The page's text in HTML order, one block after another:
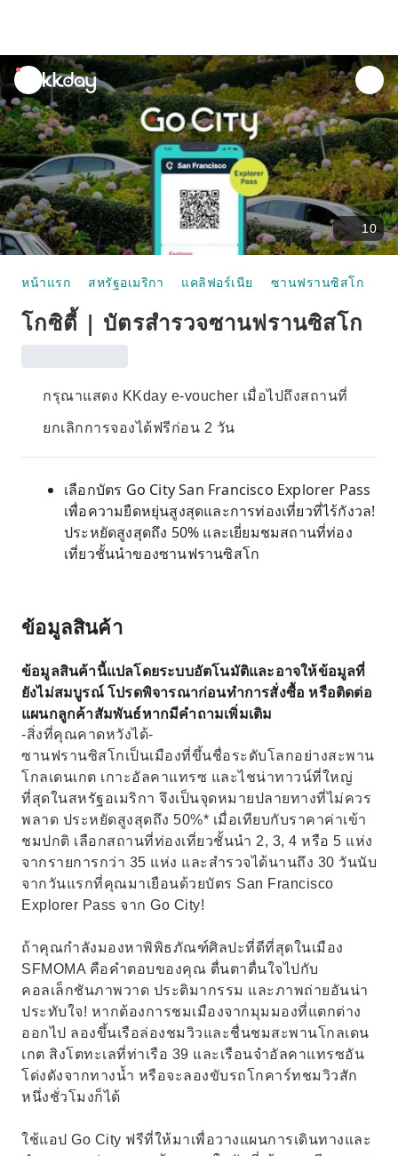
unread
notifications
10
หน้าแรก สหรัฐอเมริกา แคลิฟอร์เนีย ซานฟรานซิสโก
โกซิตี้ | บัตรสำรวจซานฟรานซิสโก
กรุณาแสดง KKday e-voucher เมื่อไปถึงสถานที่
ยกเลิกการจองได้ฟรีก่อน 2 วัน
เลือกบัตร Go City San Francisco Explorer Pass
เพื่อความยืดหยุ่นสูงสุดและการท่องเที่ยวที่ไร้กังวล!
ประหยัดสูงสุดถึง 50% และเยี่ยมชมสถานที่ท่อง
เที่ยวชั้นนำของซานฟรานซิสโก
ข้อมูลสินค้า
ข้อมูลสินค้านี้แปลโดยระบบอัตโนมัติและอาจให้ข้อมูลที่
ยังไม่สมบูรณ์ โปรดพิจารณาก่อนทำการสั่งซื้อ หรือติดต่อ
แผนกลูกค้าสัมพันธ์หากมีคำถามเพิ่มเติม
-สิ่งที่คุณคาดหวังได้-
ซานฟรานซิสโกเป็นเมืองที่ขึ้นชื่อระดับโลกอย่างสะพาน
โกลเดนเกต เกาะอัลคาแทรซ และไชน่าทาวน์ที่ใหญ่
ที่สุดในสหรัฐอเมริกา จึงเป็นจุดหมายปลายทางที่ไม่ควร
พลาด ประหยัดสูงสุดถึง 50%* เมื่อเทียบกับราคาค่าเข้า
ชมปกติ เลือกสถานที่ท่องเที่ยวชั้นนำ 2, 3, 4 หรือ 5 แห่ง
จากรายการกว่า 35 แห่ง และสำรวจได้นานถึง 30 วันนับ
จากวันแรกที่คุณมาเยือนด้วยบัตร San Francisco
Explorer Pass จาก Go City!
ถ้าคุณกำลังมองหาพิพิธภัณฑ์ศิลปะที่ดีที่สุดในเมือง
SFMOMA คือคำตอบของคุณ ตื่นตาตื่นใจไปกับ
คอลเล็กชันภาพวาด ประติมากรรม และภาพถ่ายอันน่า
ประทับใจ! หากต้องการชมเมืองจากมุมมองที่แตกต่าง
ออกไป ลองขึ้นเรือล่องชมวิวและชื่นชมสะพานโกลเดน
เกต สิงโตทะเลที่ท่าเรือ 39 และเรือนจำอัลคาแทรซอัน
โด่งดังจากทางน้ำ หรือจะลองขับรถโกคาร์ทชมวิวสัก
หนึ่งชั่วโมงก็ได้
ใช้แอป Go City ฟรีที่ให้มาเพื่อวางแผนการเดินทางและ